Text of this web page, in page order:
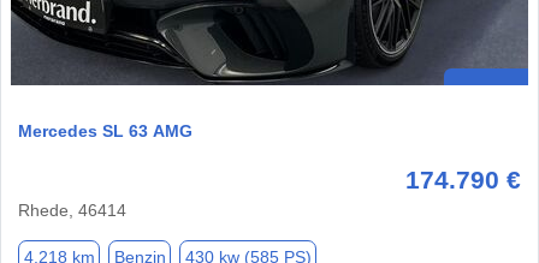
Mercedes SL 63 AMG
174.790 €
Rhede, 46414
4.218 km Benzin 430 kw (585 PS)